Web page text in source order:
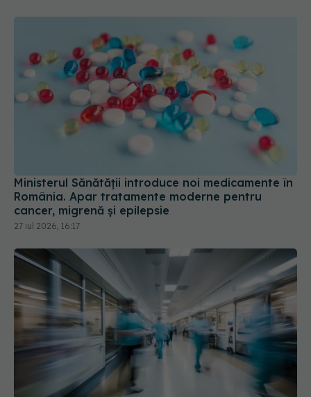
Ministerul Sănătății introduce noi medicamente în
România. Apar tratamente moderne pentru
cancer, migrenă și epilepsie
27 iul 2026, 16:17